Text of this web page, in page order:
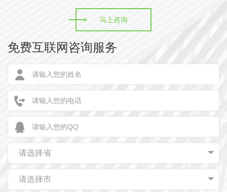
马上咨询
免费互联网咨询服务
请选择省
请选择市